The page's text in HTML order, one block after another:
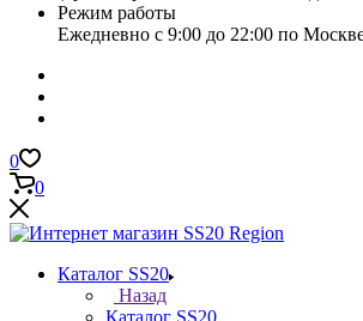
Режим работы
Ежедневно с 9:00 до 22:00 по
0
0
Каталог SS20
Назад
Каталог SS20